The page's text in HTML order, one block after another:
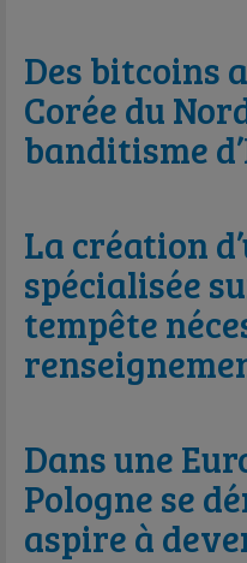
Des bitcoins
Corée du
banditisme
La création
spécialisée
tempête
Dans une
Pologne se
aspire à